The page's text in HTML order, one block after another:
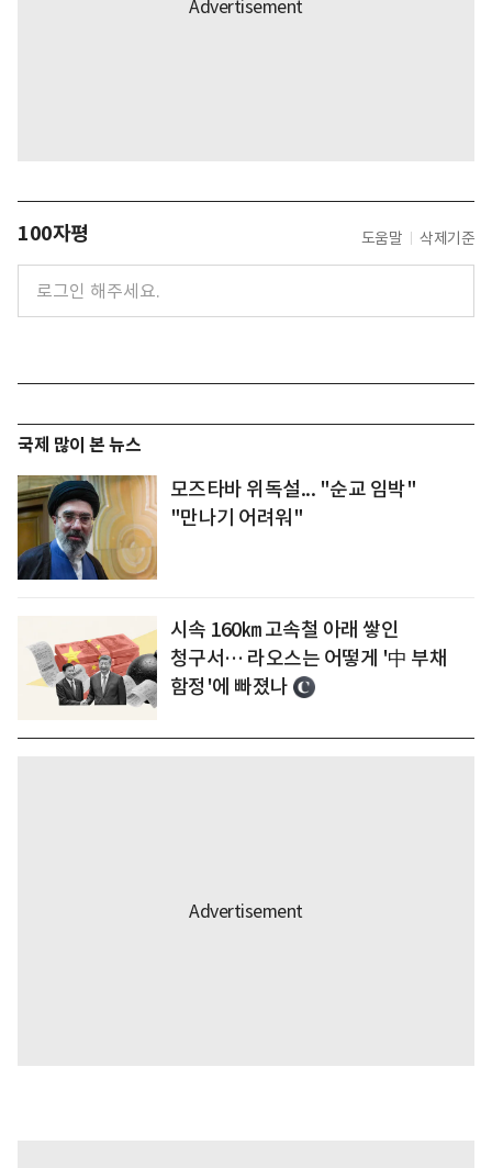
100자평 도움말 삭제기준
국제 많이 본 뉴스
모즈타바 위독설... "순교 임박"
"만나기 어려워"
시속 160㎞ 고속철 아래 쌓인
청구서… 라오스는 어떻게 '中 부채
함정'에 빠졌나